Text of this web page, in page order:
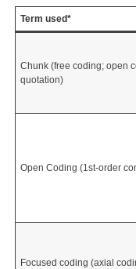
Term used*
Chunk (free coding; open
quotation)
Open Coding (1st-order
Focused coding (axial